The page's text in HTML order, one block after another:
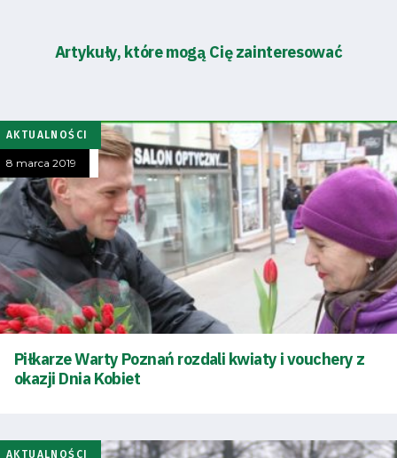
Tryb
oszczędności
energii
Dostępność
Artykuły, które mogą Cię zainteresować
AKTUALNOŚCI
8 marca 2019
Piłkarze Warty Poznań rozdali kwiaty i vouchery z
okazji Dnia Kobiet
AKTUALNOŚCI